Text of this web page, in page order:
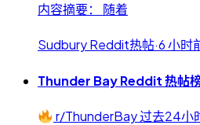
内容摘要： 随着
Sudbury Reddit热帖·6 小时
Thunder Bay Reddit 热帖
r/ThunderBay 过去24小